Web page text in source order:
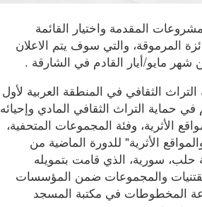
المقدمة واختيار القائمة
المرموقة، والتي سوف يتم الاعلان
مايو/أيار القادم في الشارقة .
الثقافي في المنطقة العربية لأول
تسهم في حماية التراث الثقافي المادي وإحيائه
الأثرية، وفئة المجموعات المتحفية،
الأثرية" للدورة الماضية من
سورية، الذي قامت بتمويله
والمجموعات ضمن المؤسسات
المخطوطات في مكتبة المسجد